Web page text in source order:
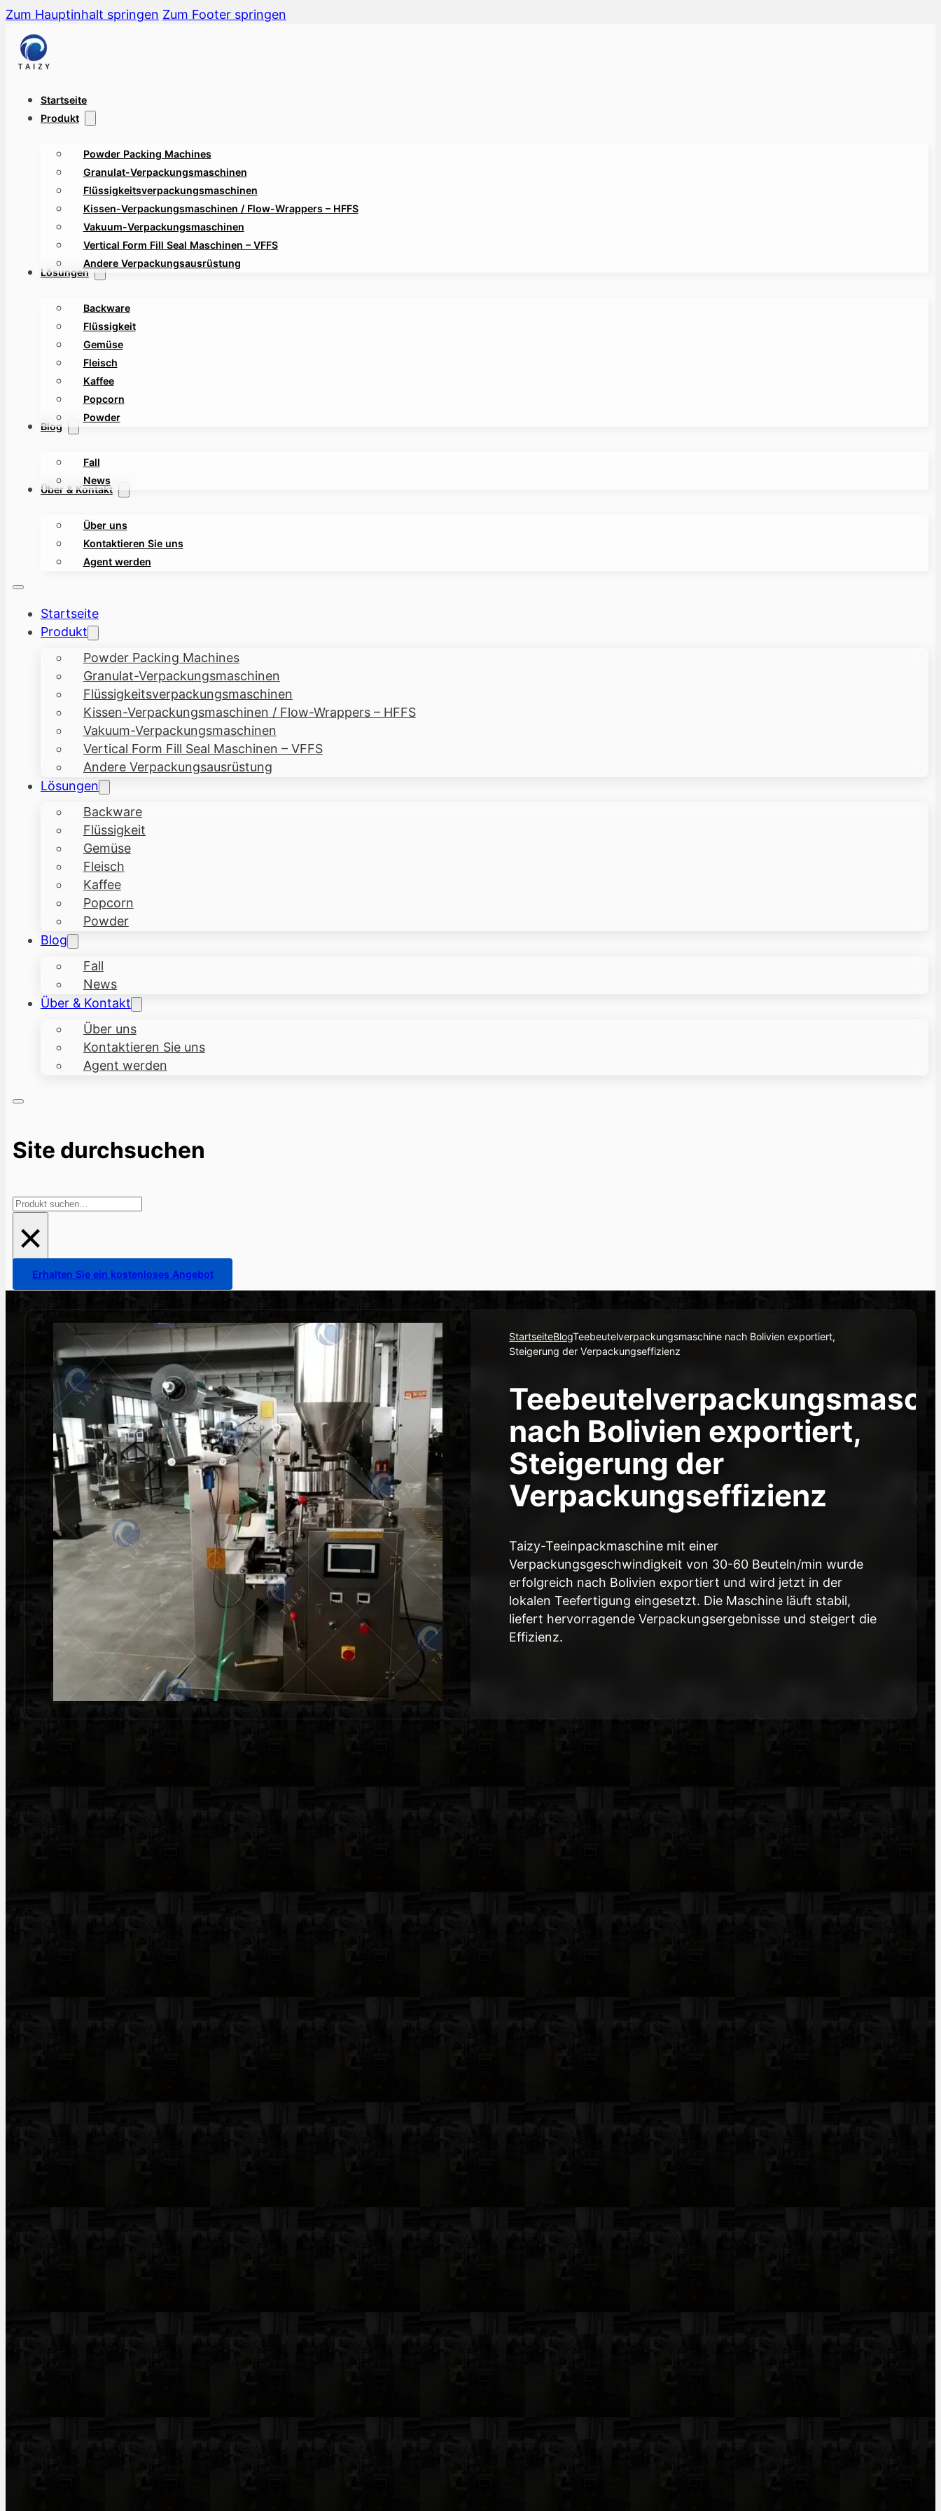
Zum Hauptinhalt springen Zum Footer springen
Startseite
Produkt
Powder Packing Machines
Granulat-Verpackungsmaschinen
Flüssigkeitsverpackungsmaschinen
Kissen-Verpackungsmaschinen / Flow-Wrappers – HFFS
Vakuum-Verpackungsmaschinen
Vertical Form Fill Seal Maschinen – VFFS
Andere Verpackungsausrüstung
Lösungen
Backware
Flüssigkeit
Gemüse
Fleisch
Kaffee
Popcorn
Powder
Blog
Fall
News
Über & Kontakt
Über uns
Kontaktieren Sie uns
Agent werden
Startseite
Produkt
Powder Packing Machines
Granulat-Verpackungsmaschinen
Flüssigkeitsverpackungsmaschinen
Kissen-Verpackungsmaschinen / Flow-Wrappers – HFFS
Vakuum-Verpackungsmaschinen
Vertical Form Fill Seal Maschinen – VFFS
Andere Verpackungsausrüstung
Lösungen
Backware
Flüssigkeit
Gemüse
Fleisch
Kaffee
Popcorn
Powder
Blog
Fall
News
Über & Kontakt
Über uns
Kontaktieren Sie uns
Agent werden
Site durchsuchen
Suchen
×
Erhalten Sie ein kostenloses Angebot
StartseiteBlogTeebeutelverpackungsmaschine nach Bolivien exportiert,
Steigerung der Verpackungseffizienz
nach Bolivien exportiert,
Steigerung der
Verpackungseffizienz
Taizy-Teeinpackmaschine mit einer
Verpackungsgeschwindigkeit von 30-60 Beuteln/min wurde
erfolgreich nach Bolivien exportiert und wird jetzt in der
lokalen Teefertigung eingesetzt. Die Maschine läuft stabil,
liefert hervorragende Verpackungsergebnisse und steigert die
Effizienz.